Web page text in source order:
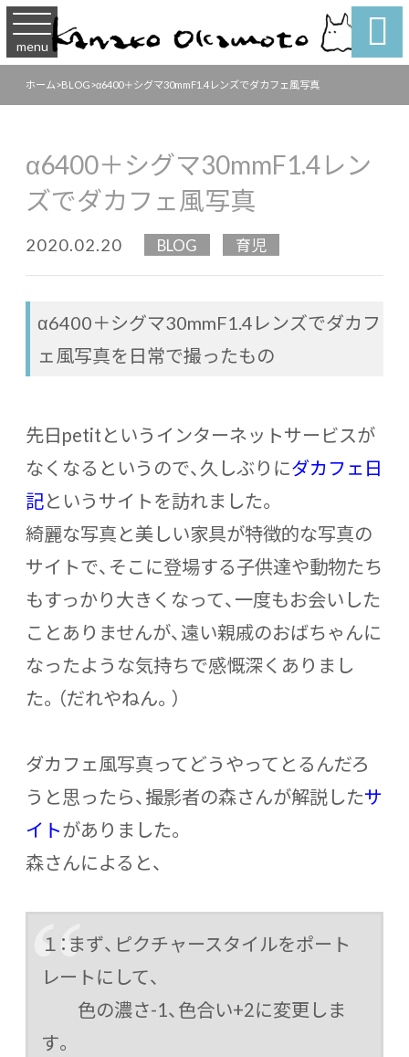
menu 
ホーム>BLOG>α6400＋シグマ30mmF1.4レンズでダカフェ風写真
α6400＋シグマ30mmF1.4レン
ズでダカフェ風写真
2020.02.20 BLOG 育児
α6400＋シグマ30mmF1.4レンズでダカフ
ェ風写真を日常で撮ったもの
先日petitというインターネットサービスが
なくなるというので、久しぶりにダカフェ日
記というサイトを訪れました。
綺麗な写真と美しい家具が特徴的な写真の
サイトで、そこに登場する子供達や動物たち
もすっかり大きくなって、一度もお会いした
ことありませんが、遠い親戚のおばちゃんに
なったような気持ちで感慨深くありまし
た。（だれやねん。）
ダカフェ風写真ってどうやってとるんだろ
うと思ったら、撮影者の森さんが解説したサ
イトがありました。
森さんによると、
１：まず、ピクチャースタイルをポート
レートにして、
色の濃さ-1、色合い+2に変更しま
す。